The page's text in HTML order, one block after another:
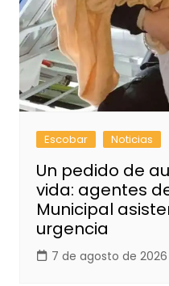
Escobar Noticias
Un pedido de
vida: agentes
Municipal
urgencia
7 de agosto de 2026